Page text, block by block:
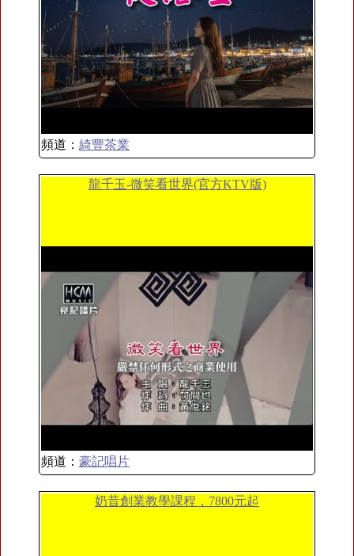
頻道： 綺豐茶業
龍千玉-微笑看世界(官方KTV版)
頻道： 豪記唱片
奶昔創業教學課程，7800元起